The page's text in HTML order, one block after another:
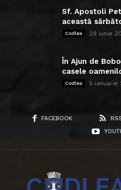
Sf. Apostoli
această
Codlea 29 iunie
În Ajun de
casele
Codlea 5 ianuarie
FACEBOOK